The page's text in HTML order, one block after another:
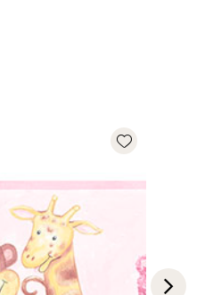
Add wishlist